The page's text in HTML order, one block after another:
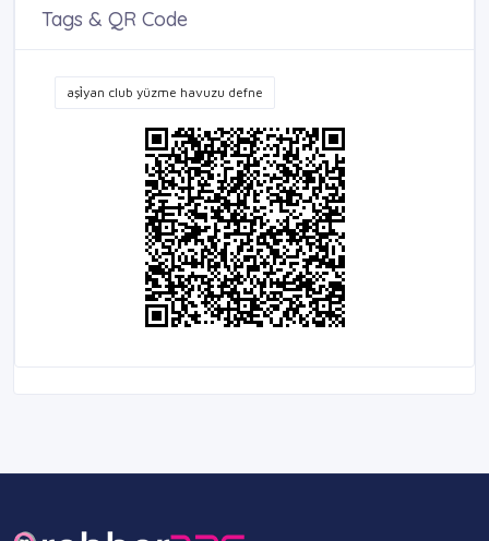
Tags & QR Code
aşi̇yan club yüzme havuzu defne